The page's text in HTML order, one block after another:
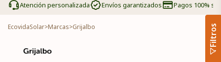
Atención personalizada Envíos garantizados Pagos 100%
EcovidaSolar>Marcas>Grijalbo Filtros